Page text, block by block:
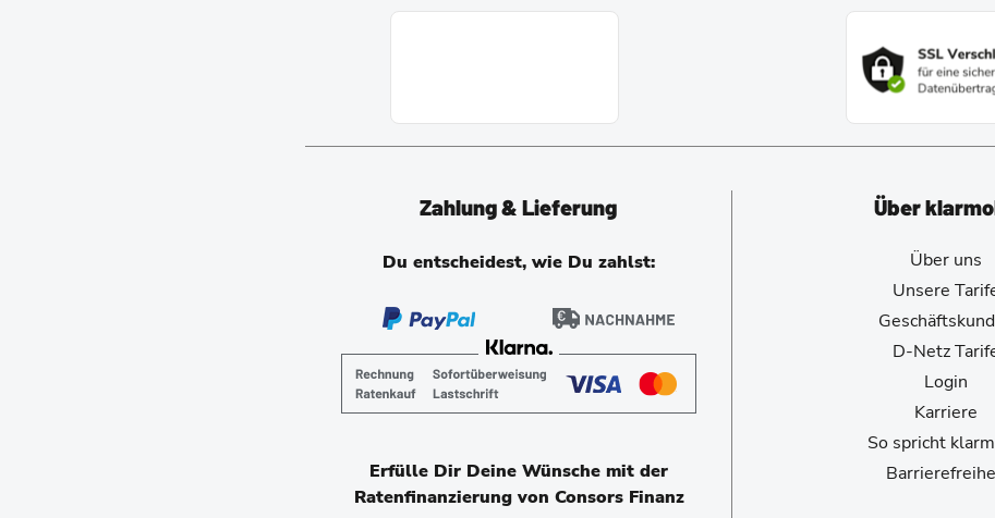
Zahlung & Lieferung
Du entscheidest, wie Du zahlst:
Erfülle Dir Deine Wünsche mit der
Ratenfinanzierung von Consors Finanz
Über
Über uns
Unsere
D-Netz
Login
Karriere
So spricht